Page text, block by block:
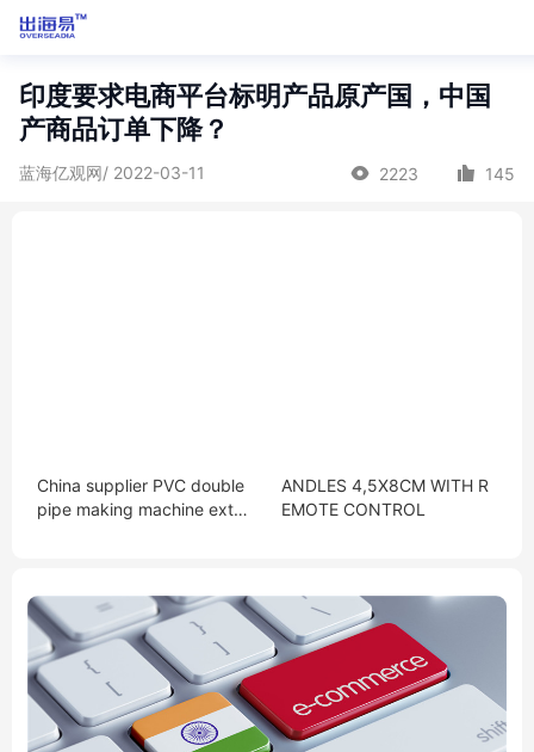
印度要求电商平台标明产品原产国，中国
产商品订单下降？
蓝海亿观网/ 2022-03-11 2223 145
China supplier PVC double
pipe making machine extru
ANDLES 4,5X8CM WITH R
EMOTE CONTROL